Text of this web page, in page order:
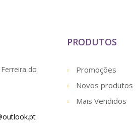
do
PRODUTOS
Promoções
Novos produtos
Mais Vendidos